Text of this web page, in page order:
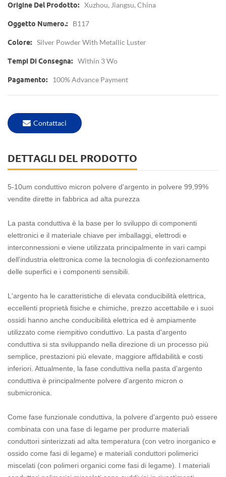
Origine Del Prodotto: Xuzhou, Jiangsu, China
Oggetto Numero.: B117
Colore: Silver Powder With Metallic Luster
Tempi Di Consegna: Within 3 Wo
Pagamento: 100% Advance Payment
Contattaci
DETTAGLI DEL PRODOTTO
5-10um conduttivo micron polvere d'argento in polvere 99,99%
vendite dirette in fabbrica ad alta purezza
La pasta conduttiva è la base per lo sviluppo di componenti
elettronici e il materiale chiave per imballaggi, elettrodi e
interconnessioni e viene utilizzata principalmente in vari campi
dell'industria elettronica come la tecnologia di confezionamento
delle superfici e i componenti sensibili.
L'argento ha le caratteristiche di elevata conducibilità elettrica,
eccellenti proprietà fisiche e chimiche, prezzo accettabile e i suoi
ossidi hanno anche conducibilità elettrica ed è ampiamente
utilizzato come riempitivo conduttivo. La pasta d'argento
conduttiva si sta sviluppando nella direzione di un processo più
semplice, prestazioni più elevate, maggiore affidabilità e costi
inferiori. Attualmente, la fase conduttiva nella pasta d'argento
conduttiva è principalmente polvere d'argento micron o
submicronica.
Come fase funzionale conduttiva, la polvere d'argento può essere
combinata con una fase di legame per produrre materiali
conduttori sinterizzati ad alta temperatura (con vetro inorganico e
ossido come fasi di legame) e materiali conduttori polimerici
miscelati (con polimeri organici come fasi di legame). I materiali